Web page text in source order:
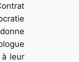
à leur